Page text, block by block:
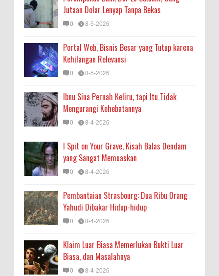
Jutaan Dolar Lenyap Tanpa Bekas
0 8-5-2026
Portal Web, Bisnis Besar yang Tutup karena
Kehilangan Relevansi
0 8-5-2026
Ibnu Sina Pernah Keliru, tapi Itu Tidak
Mengurangi Kehebatannya
0 8-4-2026
I Spit on Your Grave, Kisah Balas Dendam
yang Sangat Memuaskan
0 8-4-2026
Pembantaian Strasbourg: Dua Ribu Orang
Yahudi Dibakar Hidup-hidup
0 8-4-2026
Klaim Luar Biasa Memerlukan Bukti Luar
Biasa, dan Masalahnya
0 8-4-2026